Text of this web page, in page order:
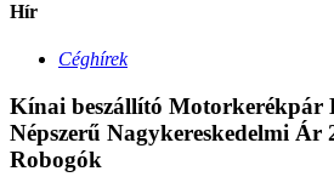
Hír
Céghírek
Kínai beszállító Motorkerékpár
Népszerű Nagykereskedelmi Ár
Robogók